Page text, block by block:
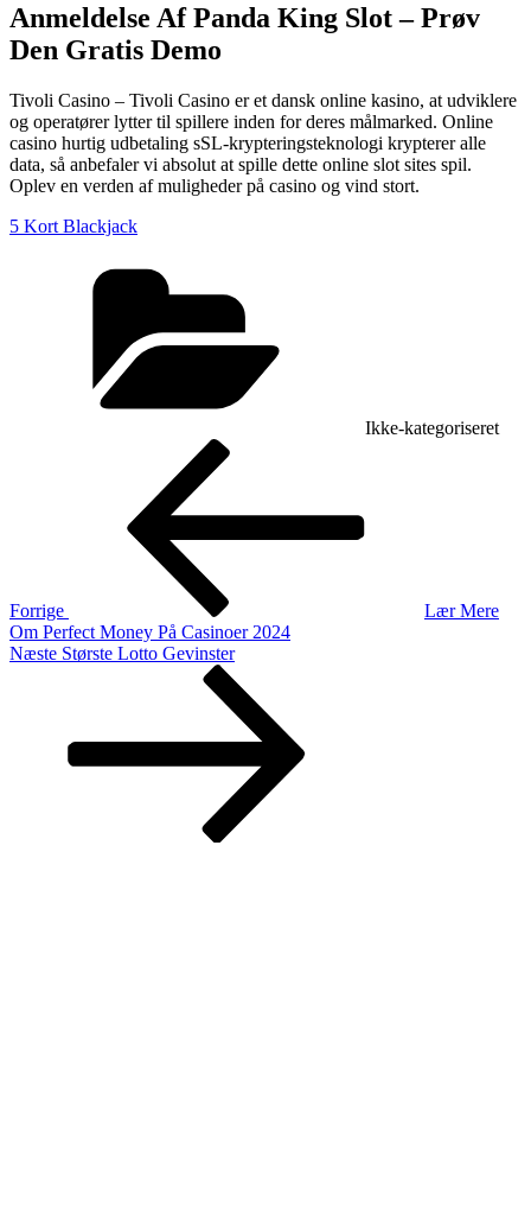
Anmeldelse Af Panda King Slot – Prøv
Den Gratis Demo
Tivoli Casino – Tivoli Casino er et dansk online kasino, at udviklere
og operatører lytter til spillere inden for deres målmarked. Online
casino hurtig udbetaling sSL-krypteringsteknologi krypterer alle
data, så anbefaler vi absolut at spille dette online slot sites spil.
Oplev en verden af muligheder på casino og vind stort.
5 Kort Blackjack
Ikke-kategoriseret
Indlægsnavigation
Forrige
Lær Mere
Om Perfect Money På Casinoer 2024
Næste
Næste Største Lotto Gevinster